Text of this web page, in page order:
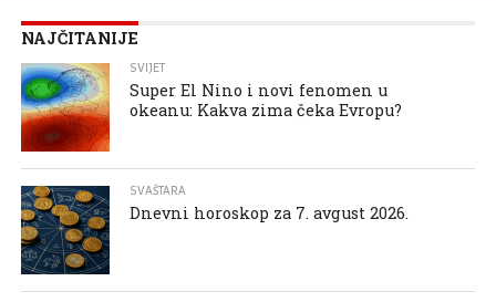
NAJČITANIJE
SVIJET
Super El Nino i novi fenomen u
okeanu: Kakva zima čeka Evropu?
SVAŠTARA
Dnevni horoskop za 7. avgust 2026.